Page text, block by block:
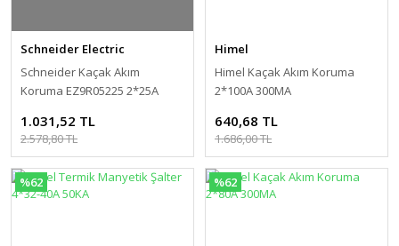
Schneider Electric
Schneider Kaçak Akım
Koruma EZ9R05225 2*25A
1.031,52 TL
2.578,80 TL
Himel
Himel Kaçak Akım Koruma
2*100A 300MA
640,68 TL
1.686,00 TL
%62 %62